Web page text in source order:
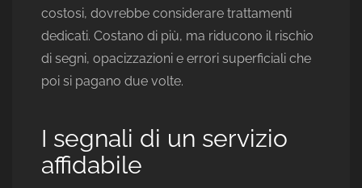
costosi, dovrebbe considerare trattamenti
dedicati. Costano di più, ma riducono il rischio
di segni, opacizzazioni e errori superficiali che
poi si pagano due volte.
I segnali di un servizio
affidabile